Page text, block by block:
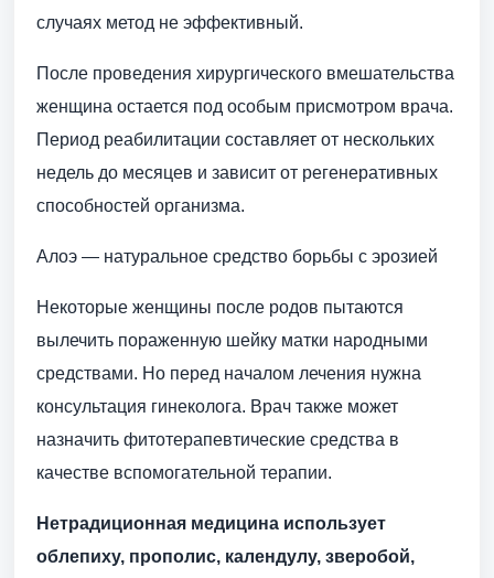
случаях метод не эффективный.
После проведения хирургического вмешательства
женщина остается под особым присмотром врача.
Период реабилитации составляет от нескольких
недель до месяцев и зависит от регенеративных
способностей организма.
Алоэ — натуральное средство борьбы с эрозией
Некоторые женщины после родов пытаются
вылечить пораженную шейку матки народными
средствами. Но перед началом лечения нужна
консультация гинеколога. Врач также может
назначить фитотерапевтические средства в
качестве вспомогательной терапии.
Нетрадиционная медицина использует
облепиху, прополис, календулу, зверобой,